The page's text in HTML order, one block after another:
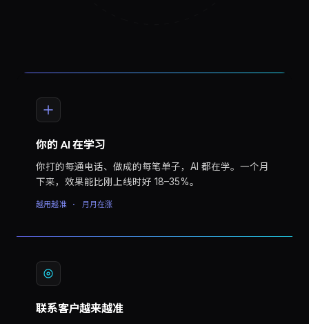
你的 AI 在学习
你打的每通电话、做成的每笔单子，AI 都在学。一个月
下来，效果能比刚上线时好 18–35%。
越用越准 · 月月在涨
联系客户越来越准